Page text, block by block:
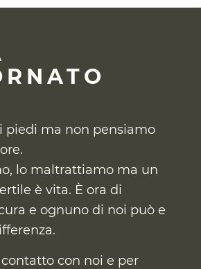
piedi ma non pensiamo
lo maltrattiamo ma un
è vita. È ora di
e ognuno di noi può e
con noi e per